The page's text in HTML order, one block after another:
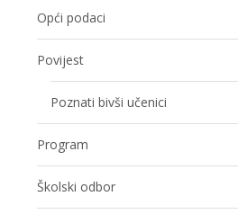
Opći podaci
Povijest
Poznati bivši učenici
Program
Školski odbor